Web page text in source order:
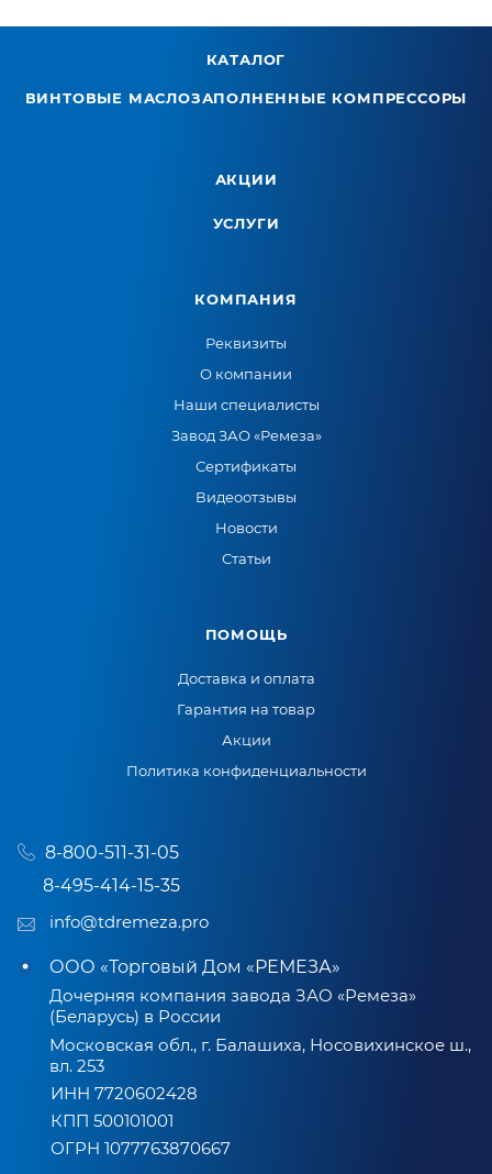
КАТАЛОГ
ВИНТОВЫЕ МАСЛОЗАПОЛНЕННЫЕ КОМПРЕССОРЫ
АКЦИИ
УСЛУГИ
КОМПАНИЯ
Реквизиты
О компании
Наши специалисты
Завод ЗАО «Ремеза»
Сертификаты
Видеоотзывы
Новости
Статьи
ПОМОЩЬ
Доставка и оплата
Гарантия на товар
Акции
Политика конфиденциальности
8-800-511-31-05
8-495-414-15-35
info@tdremeza.pro
ООО «Торговый Дом «РЕМЕЗА»
Дочерняя компания завода ЗАО «Ремеза»
(Беларусь) в России
Московская обл., г. Балашиха, Носовихинское ш.,
вл. 253
ИНН 7720602428
КПП 500101001
ОГРН 1077763870667